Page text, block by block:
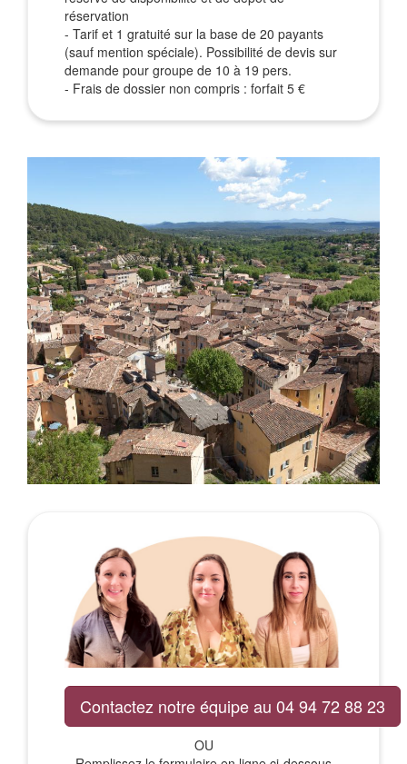
réservation
- Tarif et 1 gratuité sur la base de 20 payants
(sauf mention spéciale). Possibilité de devis sur
demande pour groupe de 10 à 19 pers.
- Frais de dossier non compris : forfait 5 €
Contactez notre équipe au 04 94 72 88 23
OU